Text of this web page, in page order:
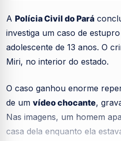
A Polícia Civil do Pará
investiga um caso de
adolescente de 13 anos. O
Miri, no interior do estado.
O caso ganhou enorme
de um vídeo chocante,
Nas imagens, um homem
casa dela enquanto ela